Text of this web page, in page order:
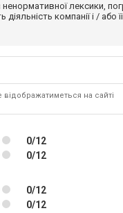
лексики,
компанії і /
на сайті
0/12
0/12
0/12
0/12